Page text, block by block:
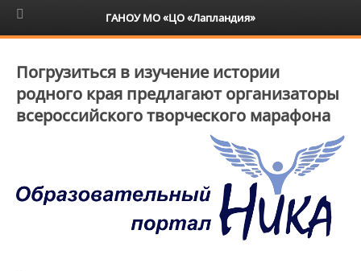
6+
Погрузиться в изучение истории
родного края предлагают организаторы
всероссийского творческого марафона
ГАНОУ МО «ЦО «Лапландия»